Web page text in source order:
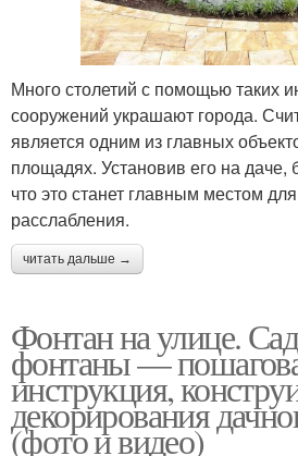
Много столетий с помощью таких
сооружений украшают города.
является одним из главных
площадях. Установив его на даче,
что это станет главным местом
расслабления.
читать дальше →
Фонтан на улице.
фонтаны —
инструкция,
декорирования
(фото и видео)